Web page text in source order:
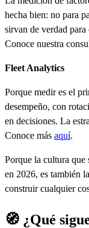
hecha bien: no para
sirvan de verdad para
Conoce nuestra
Fleet Analytics
Porque medir es el
desempeño, con
en decisiones. La
Conoce más aquí.
Porque la cultura que
en 2026, es también
construir cualquier
🧭 ¿Qué